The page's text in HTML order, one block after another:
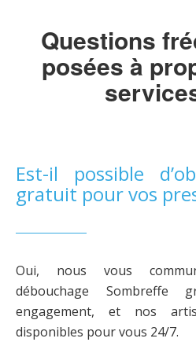
Questions
posées à
Est-il possible
gratuit pour vos
Oui, nous vous
débouchage Sombreffe
engagement, et nos
disponibles pour vous 24/7.